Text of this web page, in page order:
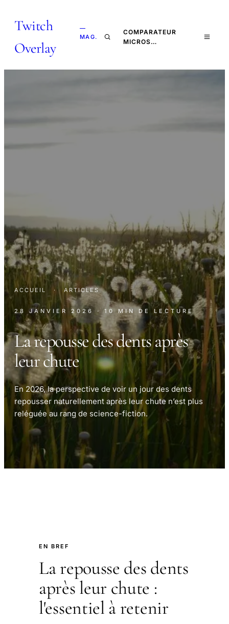
Twitch
Overlay
—
MAG.
COMPARATEUR
MICROS…
ACCUEIL · ARTICLES
28 JANVIER 2026 · 10 MIN DE LECTURE
La repousse des dents après
leur chute
En 2026, la perspective de voir un jour des dents
repousser naturellement après leur chute n’est plus
reléguée au rang de science-fiction.
EN BREF
La repousse des dents
après leur chute :
l'essentiel à retenir